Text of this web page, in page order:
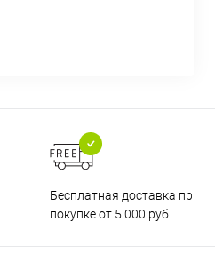
Бесплатная доставка при
покупке от 5 000 руб